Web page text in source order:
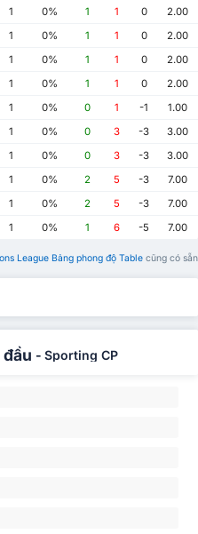
1 0% 1 1 0
2.00
1 0% 1 1 0
2.00
1 0% 1 1 0
2.00
1 0% 1 1 0
2.00
1 0% 0 1 -1
1.00
1 0% 0 3 -3
3.00
1 0% 0 3 -3
3.00
1 0% 2 5 -3
7.00
1 0% 2 5 -3
7.00
1 0% 1 6 -5 7.00
League Bảng phong độ Table cũng có sẵn
- Sporting CP